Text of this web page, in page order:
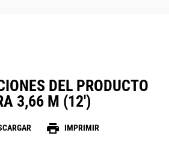
DEL PRODUCTO
3,66 M (12')
print IMPRIMIR